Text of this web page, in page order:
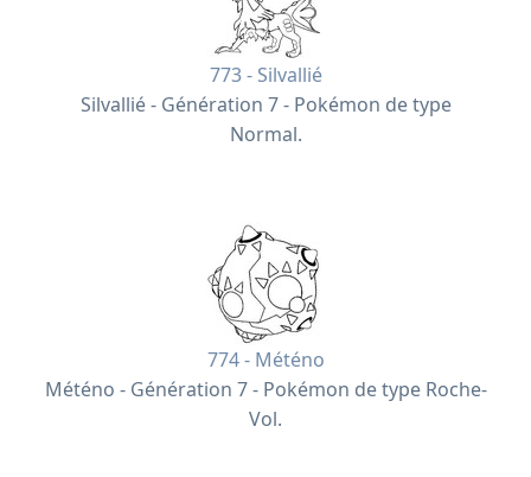
773 - Silvallié
Silvallié - Génération 7 - Pokémon de type
Normal.
774 - Météno
Météno - Génération 7 - Pokémon de type Roche-
Vol.